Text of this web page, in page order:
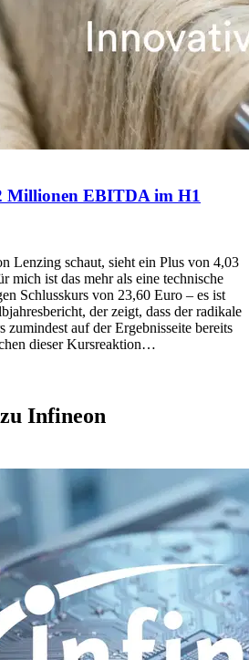
Millionen EBITDA im H1
Lenzing schaut, sieht ein Plus von 4,03
mich ist das mehr als eine technische
Schlusskurs von 23,60 Euro – es ist
der zeigt, dass der radikale
zumindest auf der Ergebnisseite bereits
dieser Kursreaktion…
Infineon